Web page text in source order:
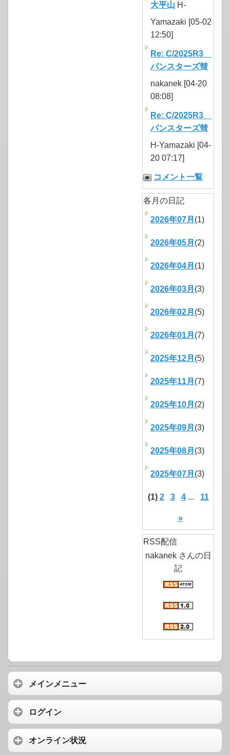
大平山 H-
Yamazaki [05-02
12:50]
Re: C/2025R3
パンスターズ彗
nakanek [04-20
08:08]
Re: C/2025R3
パンスターズ彗
H-Yamazaki [04-
20 07:17]
コメント一覧
各月の日記
2026年07月 (1)
2026年05月 (2)
2026年04月 (1)
2026年03月 (3)
2026年02月 (5)
2026年01月 (7)
2025年12月 (5)
2025年11月 (7)
2025年10月 (2)
2025年09月 (3)
2025年08月 (3)
2025年07月 (3)
(1) 2 3 4... 11
»
RSS配信
nakanek さんの日
記
メインメニュー
ログイン
オンライン状況